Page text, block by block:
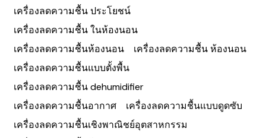
เครื่องลดความชื้น ประโยชน์
เครื่องลดความชื้น ในห้องนอน
เครื่องลดความชื้นห้องนอน
เครื่องลดความชื้น ห้องนอน
เครื่องลดความชื้นแบบตั้งพื้น
เครื่องลดความชื้น dehumidifier
เครื่องลดความชื้นอากาศ
เครื่องลดความชื้นแบบดูดซับ
เครื่องลดความชื้นเชิงพาณิชย์อุตสาหกรรม